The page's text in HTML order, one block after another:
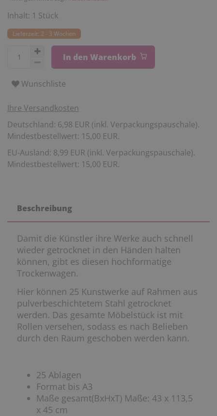
Inhalt: 1 Stück
Lieferzeit: 2 - 3 Wochen
In den Warenkorb
Wunschliste
Ihre Versandkosten
Deutschland: 6,98 EUR (inkl. Verpackungspauschale).
Mindestbestellwert: 15,00 EUR.
EU-Ausland: 8,99 EUR (inkl. Verpackungspauschale).
Mindestbestellwert: 15,00 EUR.
Beschreibung
Damit die Künstler ihre Werke auch schnell
wieder getrocknet in den Händen halten
können, gibt es diesen hochformatige
Trockenwagen.
Hier können 25 Kunstwerke auf Rahmen aus
pulverbeschichtetem Stahl getrocknet
werden. Das gesamte Möbelstück ist mit
Rollen versehen, sodass es nach Belieben
durch den Raum geschoben werden kann.
25 Ablagen
Format bis A3
Maße gesamt(BxHxT) Maße: 43 x 113,5
x 45 cm